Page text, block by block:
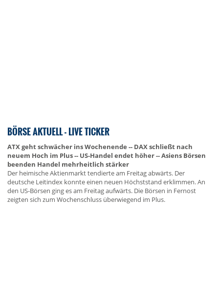
BÖRSE AKTUELL - LIVE TICKER
ATX geht schwächer ins Wochenende -- DAX schließt nach
neuem Hoch im Plus -- US-Handel endet höher -- Asiens Börsen
beenden Handel mehrheitlich stärker
Der heimische Aktienmarkt tendierte am Freitag abwärts. Der
deutsche Leitindex konnte einen neuen Höchststand erklimmen. An
den US-Börsen ging es am Freitag aufwärts. Die Börsen in Fernost
zeigten sich zum Wochenschluss überwiegend im Plus.